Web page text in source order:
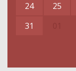
24
25
31